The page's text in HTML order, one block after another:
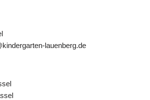
lauenberg.de